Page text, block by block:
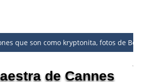
que son como kryptonita, fotos de
de Cannes